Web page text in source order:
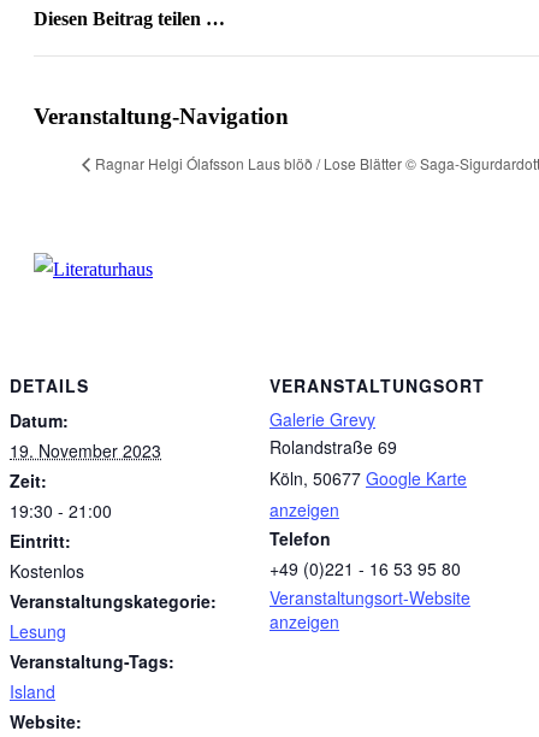
Diesen Beitrag teilen …
Veranstaltung-Navigation
Ragnar Helgi Ólafsson Laus blöð / Lose Blätter © Saga-
DETAILS
Datum:
19. November 2023
Zeit:
19:30 - 21:00
Eintritt:
Kostenlos
Veranstaltungskategorie:
Lesung
Veranstaltung-Tags:
Island
Website:
VERANSTALTUNGSORT
Galerie Grevy
Rolandstraße 69
Köln, 50677 Google Karte
anzeigen
Telefon
+49 (0)221 - 16 53 95 80
Veranstaltungsort-Website
anzeigen